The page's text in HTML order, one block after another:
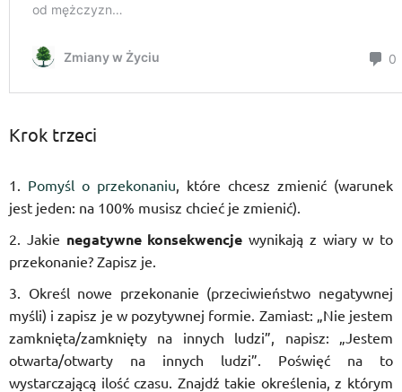
Krok trzeci
Pomyśl o przekonaniu, które chcesz zmienić (warunek
jest jeden: na 100% musisz chcieć je zmienić).
Jakie negatywne konsekwencje wynikają z wiary w to
przekonanie? Zapisz je.
Określ nowe przekonanie (przeciwieństwo negatywnej
myśli) i zapisz je w pozytywnej formie. Zamiast: „Nie jestem
zamknięta/zamknięty na innych ludzi”, napisz: „Jestem
otwarta/otwarty na innych ludzi”. Poświęć na to
wystarczającą ilość czasu. Znajdź takie określenia, z którym